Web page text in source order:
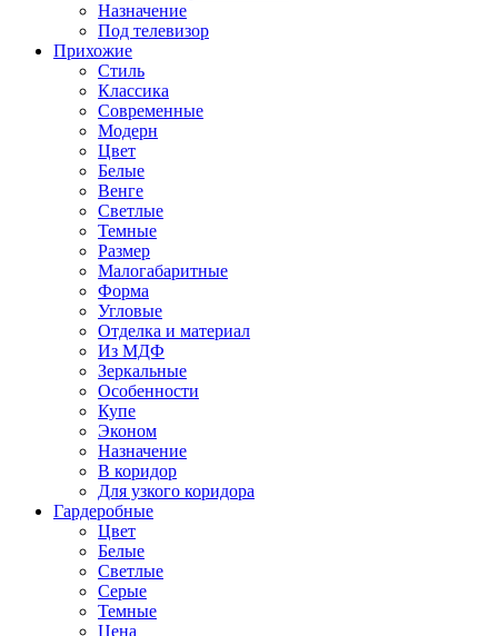
Назначение
Под телевизор
Прихожие
Стиль
Классика
Современные
Модерн
Цвет
Белые
Венге
Светлые
Темные
Размер
Малогабаритные
Форма
Угловые
Отделка и материал
Из МДФ
Зеркальные
Особенности
Купе
Эконом
Назначение
В коридор
Для узкого коридора
Гардеробные
Цвет
Белые
Светлые
Серые
Темные
Цена